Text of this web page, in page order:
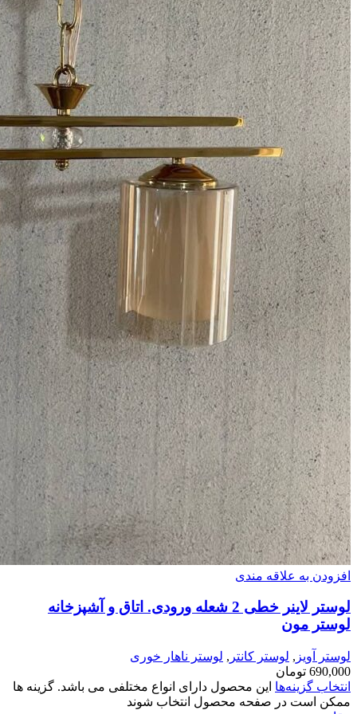
افزودن به علاقه مندی
لوستر لاینر خطی 2 شعله ورودی. اتاق و آشپزخانه
لوستر مون
لوستر آویز , لوستر کانتر , لوستر ناهار خوری
690,000 تومان
انتخاب گزینه‌ها این محصول دارای انواع مختلفی می باشد. گزینه ها
ممکن است در صفحه محصول انتخاب شوند